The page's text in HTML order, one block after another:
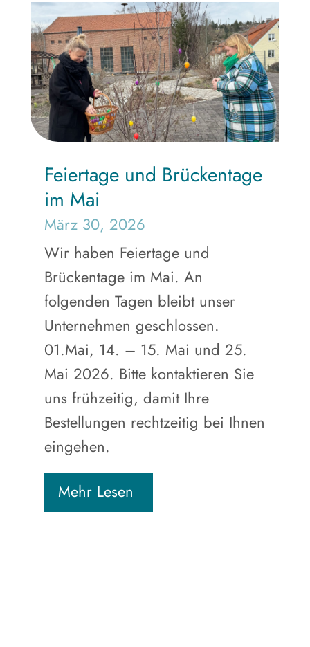
Feiertage und Brückentage
im Mai
März 30, 2026
Wir haben Feiertage und
Brückentage im Mai. An
folgenden Tagen bleibt unser
Unternehmen geschlossen.
01.Mai, 14. – 15. Mai und 25.
Mai 2026. Bitte kontaktieren Sie
uns frühzeitig, damit Ihre
Bestellungen rechtzeitig bei Ihnen
eingehen.
Mehr Lesen